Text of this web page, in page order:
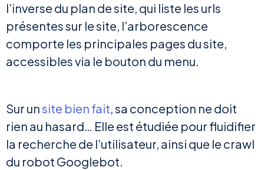
l’inverse du plan de site, qui liste les urls
présentes sur le site, l’arborescence
comporte les principales pages du site,
accessibles via le bouton du menu.
Sur unsite bien fait, sa conception ne doit
rien au hasard… Elle est étudiée pour fluidifier
la recherche de l’utilisateur, ainsi que le crawl
du robot Googlebot.